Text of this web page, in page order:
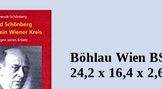
Böhlau Wien
24,2 x 16,4 x